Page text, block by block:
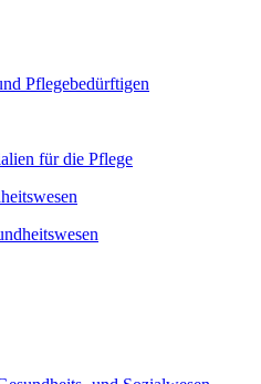
Pflegebedürftigen
für die Pflege